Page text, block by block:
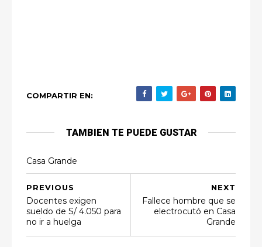
COMPARTIR EN:
TAMBIEN TE PUEDE GUSTAR
Casa Grande
NEXT
Fallece hombre que se
electrocutó en Casa
Grande
PREVIOUS
Docentes exigen
sueldo de S/ 4.050 para
no ir a huelga